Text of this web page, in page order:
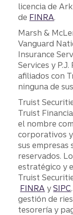
licencia de
de FINRA.
Marsh &
Vanguard
Insurance
Services y
afiliados con
ninguna de
Truist
Truist
el nombre
corporativos
sus empresas
reservados.
estratégico y
Truist
FINRA ySIPC
gestión de
tesorería y